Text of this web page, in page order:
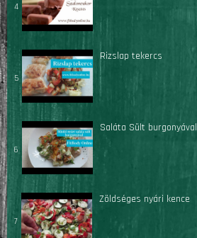
4
5
Rizslap tekercs
6
Saláta Sült burgonyával
7
Zöldséges nyári kence